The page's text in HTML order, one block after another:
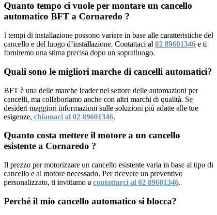
Quanto tempo ci vuole per montare un cancello
automatico BFT a Cornaredo ?
I tempi di installazione possono variare in base alle caratteristiche del
cancello e del luogo d’installazione. Contattaci al 02 89601346 e ti
forniremo una stima precisa dopo un sopralluogo.
Quali sono le migliori marche di cancelli automatici?
BFT è una delle marche leader nel settore delle automazioni per
cancelli, ma collaboriamo anche con altri marchi di qualità. Se
desideri maggiori informazioni sulle soluzioni più adatte alle tue
esigenze, chiamaci al 02 89601346.
Quanto costa mettere il motore a un cancello
esistente a Cornaredo ?
Il prezzo per motorizzare un cancello esistente varia in base al tipo di
cancello e al motore necessario. Per ricevere un preventivo
personalizzato, ti invitiamo a contattarci al 02 89601346.
Perché il mio cancello automatico si blocca?